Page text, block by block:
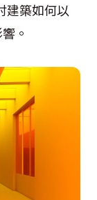
建築如何以
。